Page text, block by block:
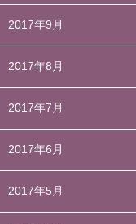
2017年9月
2017年8月
2017年7月
2017年6月
2017年5月